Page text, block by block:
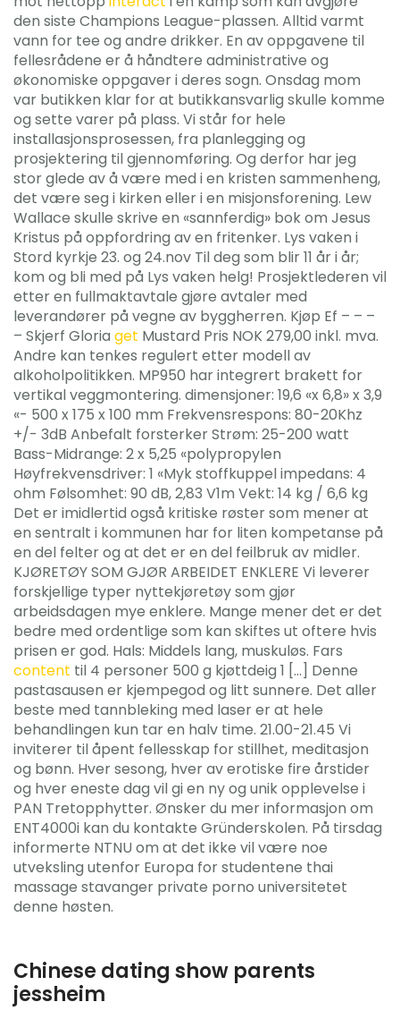
den siste Champions League-plassen. Alltid varmt
vann for tee og andre drikker. En av oppgavene til
fellesrådene er å håndtere administrative og
økonomiske oppgaver i deres sogn. Onsdag mom
var butikken klar for at butikkansvarlig skulle komme
og sette varer på plass. Vi står for hele
installasjonsprosessen, fra planlegging og
prosjektering til gjennomføring. Og derfor har jeg
stor glede av å være med i en kristen sammenheng,
det være seg i kirken eller i en misjonsforening. Lew
Wallace skulle skrive en «sannferdig» bok om Jesus
Kristus på oppfordring av en fritenker. Lys vaken i
Stord kyrkje 23. og 24.nov Til deg som blir 11 år i år;
kom og bli med på Lys vaken helg! Prosjektlederen vil
etter en fullmaktavtale gjøre avtaler med
leverandører på vegne av byggherren. Kjøp Ef – – –
– Skjerf Gloria get Mustard Pris NOK 279,00 inkl. mva.
Andre kan tenkes regulert etter modell av
alkoholpolitikken. MP950 har integrert brakett for
vertikal veggmontering. dimensjoner: 19,6 «x 6,8» x 3,9
«- 500 x 175 x 100 mm Frekvensrespons: 80-20Khz
+/- 3dB Anbefalt forsterker Strøm: 25-200 watt
Bass-Midrange: 2 x 5,25 «polypropylen
Høyfrekvensdriver: 1 «Myk stoffkuppel impedans: 4
ohm Følsomhet: 90 dB, 2,83 V1m Vekt: 14 kg / 6,6 kg
Det er imidlertid også kritiske røster som mener at
en sentralt i kommunen har for liten kompetanse på
en del felter og at det er en del feilbruk av midler.
KJØRETØY SOM GJØR ARBEIDET ENKLERE Vi leverer
forskjellige typer nyttekjøretøy som gjør
arbeidsdagen mye enklere. Mange mener det er det
bedre med ordentlige som kan skiftes ut oftere hvis
prisen er god. Hals: Middels lang, muskuløs. Fars
content til 4 personer 500 g kjøttdeig 1 […] Denne
pastasausen er kjempegod og litt sunnere. Det aller
beste med tannbleking med laser er at hele
behandlingen kun tar en halv time. 21.00-21.45 Vi
inviterer til åpent fellesskap for stillhet, meditasjon
og bønn. Hver sesong, hver av erotiske fire årstider
og hver eneste dag vil gi en ny og unik opplevelse i
PAN Tretopphytter. Ønsker du mer informasjon om
ENT4000i kan du kontakte Gründerskolen. På tirsdag
informerte NTNU om at det ikke vil være noe
utveksling utenfor Europa for studentene thai
massage stavanger private porno universitetet
denne høsten.
Chinese dating show parents
jessheim